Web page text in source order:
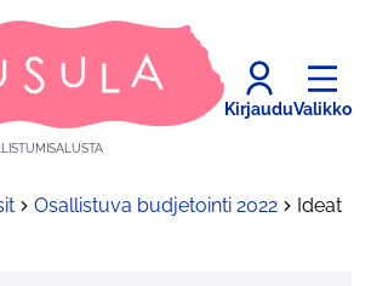
KirjauduValikko
Osallistuva budjetointi 2022 Ideat